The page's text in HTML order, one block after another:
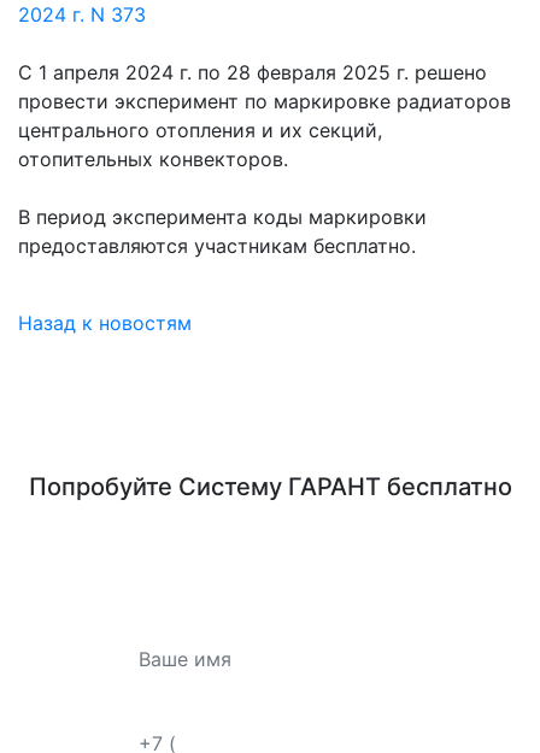
2024 г. N 373
С 1 апреля 2024 г. по 28 февраля 2025 г. решено
провести эксперимент по маркировке радиаторов
центрального отопления и их секций,
отопительных конвекторов.
В период эксперимента коды маркировки
предоставляются участникам бесплатно.
Назад к новостям
Попробуйте Систему ГАРАНТбесплатно